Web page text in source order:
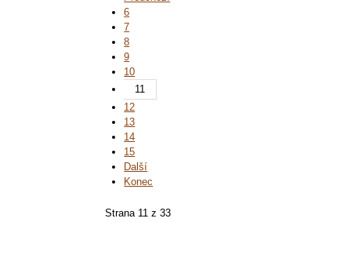
6
7
8
9
10
11
12
13
14
15
Další
Konec
Strana 11 z 33